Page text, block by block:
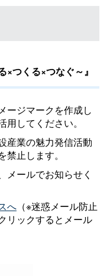
×つくる×つなぐ～』
ージマークを作成し
してください。
産業の魅力発信活動
止します。
メールでお知らせく
へ（※迷惑メール防止
リックするとメール